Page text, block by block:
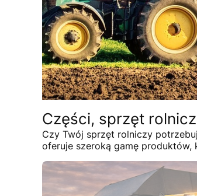
Części, sprzęt
Czy Twój sprzęt rolniczy
oferuje szeroką gamę